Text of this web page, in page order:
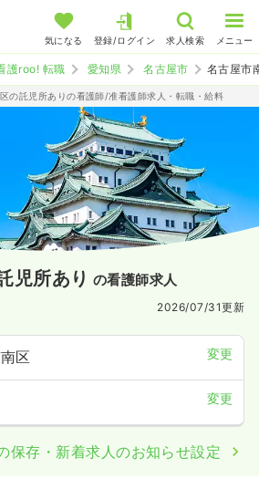
気になる 登録/ログイン 求人検索 メニュー
護roo! 転職 愛知県 名古屋市 名古屋市
の託児所ありの看護師/准看護師求人・転職・給料
児所あり の看護師求人
2026/07/31更新
区 変更
変更
保存・新着求人のお知らせ設定